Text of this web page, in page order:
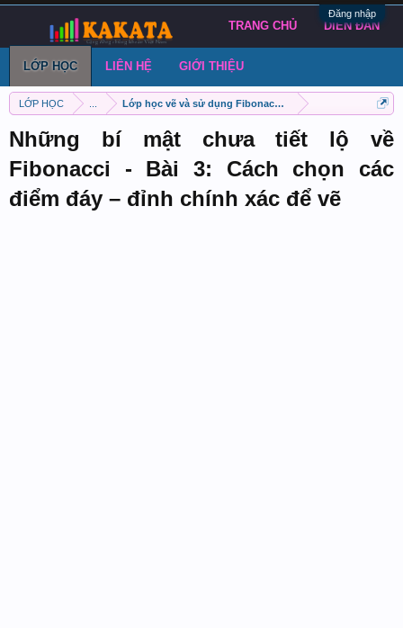
Đăng nhập
LỚP HỌC Lớp học vẽ và sử dụng Fibonacci hiệu quả
Những bí mật chưa tiết lộ về
Fibonacci - Bài 3: Cách chọn các
điểm đáy – đỉnh chính xác để vẽ
TRANG CHỦ DIỄN ĐÀN
LỚP HỌC LIÊN HỆ GIỚI THIỆU